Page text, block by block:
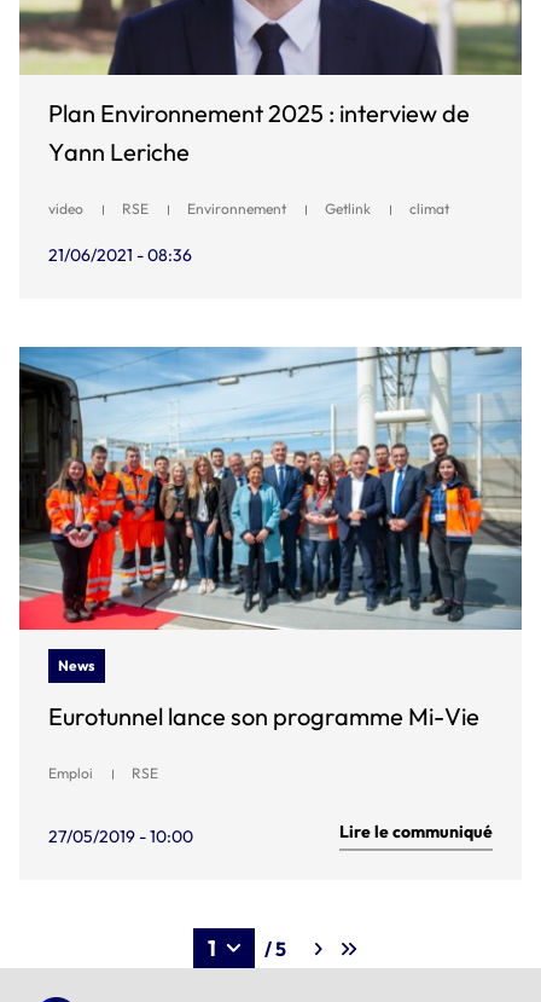
Plan Environnement 2025 : interview de
Yann Leriche
video RSE Environnement Getlink climat
21/06/2021 - 08:36
News
Eurotunnel lance son programme Mi-Vie
Emploi RSE
27/05/2019 - 10:00 Lire le communiqué
/ 5